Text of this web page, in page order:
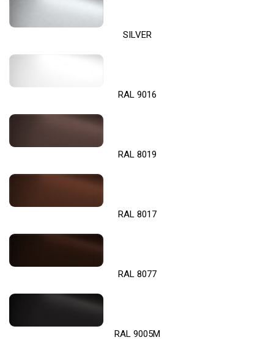
SILVER
RAL 9016
RAL 8019
RAL 8017
RAL 8077
RAL 9005M